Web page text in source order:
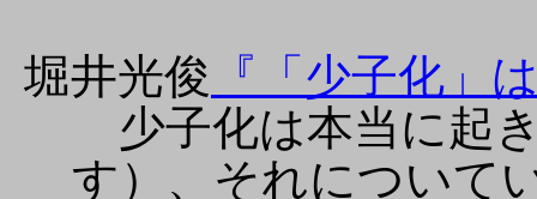
堀井光俊 『「少子化」
少子化は本当に起
す）、それについて